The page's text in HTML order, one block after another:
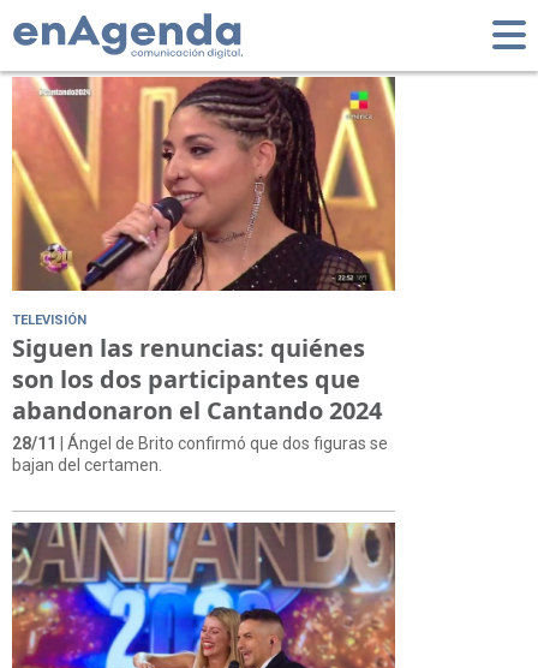
Tag: cantando 2024
TELEVISIÓN
Siguen las renuncias: quiénes
son los dos participantes que
abandonaron el Cantando 2024
28/11
| Ángel de Brito confirmó que dos figuras se
bajan del certamen.